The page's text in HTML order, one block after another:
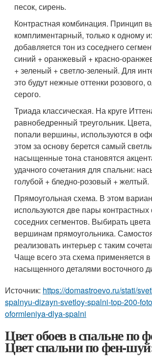
песок, сирень.
Контрастная комбинация. Принцип
комплиментарный, только к одному
добавляется тон из соседнего
синий + оранжевый + красно-
+ зеленый + светло-зеленый. Для
это будут нежные оттенки розового,
серого.
Триада классическая. На круге
равнобедренный треугольник.
попали вершины, используются в
этом за основу берется самый
насыщенные тона становятся
удачного сочетания для спальни:
голубой + бледно-розовый + желтый.
Прямоугольная схема. В этом
используются две пары контрастных
соседних сегментов. Выбирать
вершинам прямоугольника.
реализовать интерьер с таким
Чаще всего эта схема применяется
насыщенного деталями восточного
Источник: https://domastroevo.ru/stati/
spalnyu-dizayn-svetloy-spalni-top-200-
oformleniya-dlya-spalni
Цвет обоев в спальне по
Цвет спальни по фен-